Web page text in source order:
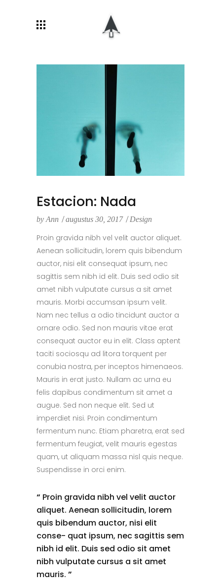
Estacion: Nada
byAnn augustus 30, 2017 Design
Proin gravida nibh vel velit auctor aliquet.
Aenean sollicitudin, lorem quis bibendum
auctor, nisi elit consequat ipsum, nec
sagittis sem nibh id elit. Duis sed odio sit
amet nibh vulputate cursus a sit amet
mauris. Morbi accumsan ipsum velit.
Nam nec tellus a odio tincidunt auctor a
ornare odio. Sed non mauris vitae erat
consequat auctor eu in elit. Class aptent
taciti sociosqu ad litora torquent per
conubia nostra, per inceptos himenaeos.
Mauris in erat justo. Nullam ac urna eu
felis dapibus condimentum sit amet a
augue. Sed non neque elit. Sed ut
imperdiet nisi. Proin condimentum
fermentum nunc. Etiam pharetra, erat sed
fermentum feugiat, velit mauris egestas
quam, ut aliquam massa nisl quis neque.
Suspendisse in orci enim.
“ Proin gravida nibh vel velit auctor
aliquet. Aenean sollicitudin, lorem
quis bibendum auctor, nisi elit
conse- quat ipsum, nec sagittis sem
nibh id elit. Duis sed odio sit amet
nibh vulputate cursus a sit amet
mauris. ”